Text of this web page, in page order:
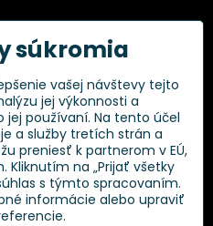
súkromia
vašej návštevy tejto
jej výkonnosti a
používaní. Na tento účel
a služby tretích strán a
preniesť k partnerom v EÚ,
Kliknutím na „Prijať všetky
s týmto spracovaním.
informácie alebo upraviť